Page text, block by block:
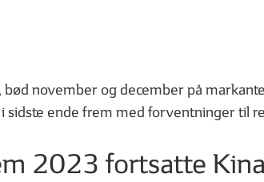
november og december på
sidste ende frem med forventninger til
2023 fortsatte